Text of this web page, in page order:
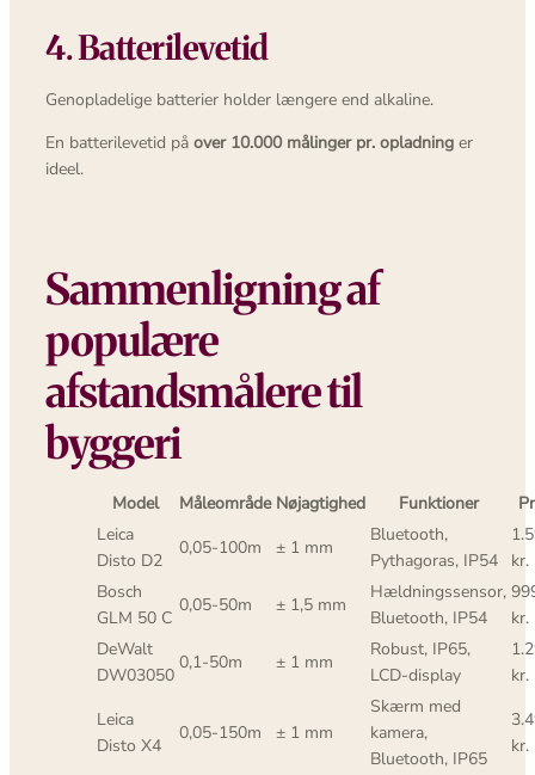
4. Batterilevetid
Genopladelige batterier holder længere end alkaline.
En batterilevetid på over 10.000 målinger pr. opladning er
ideel.
Sammenligning af
populære
afstandsmålere til
byggeri
Model Måleområde Nøjagtighed Funktioner
Leica
Disto D2
0,05-100m ± 1 mm
Bluetooth,
Pythagoras, IP54
kr.
Bosch
GLM 50 C
0,05-50m ± 1,5 mm
Hældningssensor,
Bluetooth, IP54
kr.
DeWalt
DW03050
0,1-50m ± 1 mm
Robust, IP65,
LCD-display
kr.
Leica
Disto X4
0,05-150m ± 1 mm
Skærm med
kamera,
Bluetooth, IP65
kr.